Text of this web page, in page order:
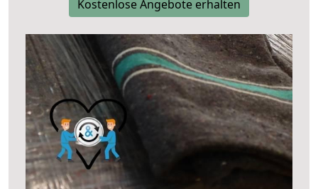
Kostenlose Angebote erhalten